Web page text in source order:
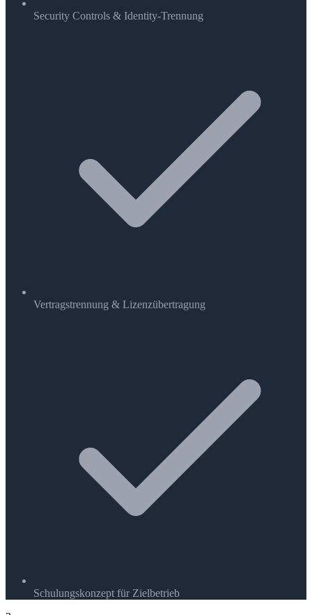
Security Controls & Identity-Trennung
Vertragstrennung & Lizenzübertragung
Schulungskonzept für Zielbetrieb